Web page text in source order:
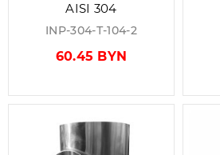
AISI 304
INP-304-Т-104-2
60.45 BYN